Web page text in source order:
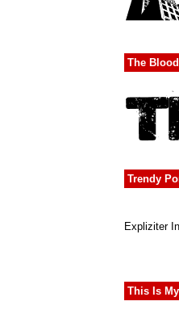
The
Trendy
Expliziter
This Is